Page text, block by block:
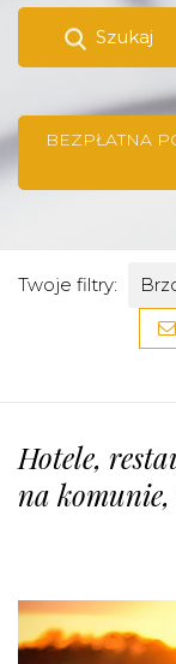
Szukaj
BEZPŁATNA
Twoje filtry:
Hotele,
na